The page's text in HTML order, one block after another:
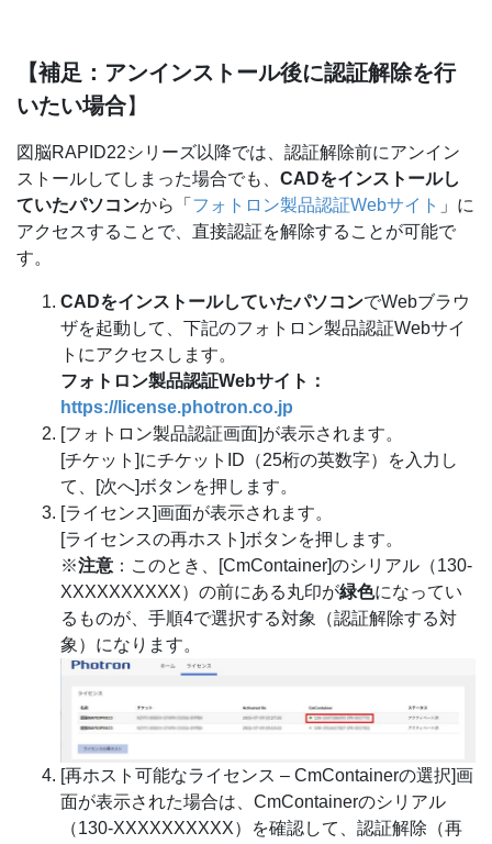
【補足：アンインストール後に認証解除を行
いたい場合】
図脳RAPID22シリーズ以降では、認証解除前にアンイン
ストールしてしまった場合でも、 CADをインストールし
ていたパソコンから「 フォトロン製品認証Webサイト 」に
アクセスすることで、直接認証を解除することが可能で
す。
CADをインストールしていたパソコンでWebブラウ
ザを起動して、下記のフォトロン製品認証Webサイ
トにアクセスします。
フォトロン製品認証Webサイト：
https://license.photron.co.jp
[フォトロン製品認証画面]が表示されます。
[チケット]にチケットID（25桁の英数字）を入力し
て、[次へ]ボタンを押します。
[ライセンス]画面が表示されます。
[ライセンスの再ホスト]ボタンを押します。
※注意 ：このとき、[CmContainer]のシリアル（130-
XXXXXXXXXX）の前にある丸印が緑色になってい
るものが、手順4で選択する対象（認証解除する対
象）になります。
[再ホスト可能なライセンス – CmContainerの選択]画
面が表示された場合は、CmContainerのシリアル
（130-XXXXXXXXXX）を確認して、認証解除（再